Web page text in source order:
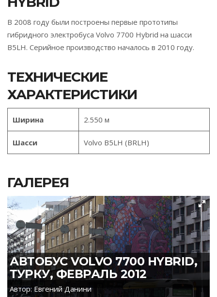
В 2008 году были построены первые прототипы
гибридного электробуса Volvo 7700 Hybrid на шасси
B5LH. Серийное производство началось в 2010 году.
ТЕХНИЧЕСКИЕ
ХАРАКТЕРИСТИКИ
Ширина 2.550 м
Шасси Volvo B5LH (BRLH)
ГАЛЕРЕЯ
АВТОБУС VOLVO 7700 HYBRID,
ТУРКУ, ФЕВРАЛЬ 2012
Автор: Евгений Данини